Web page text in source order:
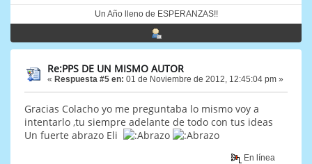
Un Año lleno de ESPERANZAS!!
Re:PPS DE UN MISMO AUTOR
« Respuesta #5 en: 01 de Noviembre de 2012, 12:45:04 pm »
Gracias Colacho yo me preguntaba lo mismo voy a
intentarlo ,tu siempre adelante de todo con tus ideas
Un fuerte abrazo Eli
En línea